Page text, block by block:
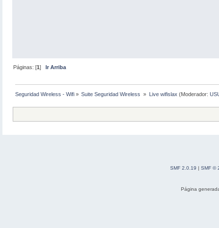
Páginas: [1]Ir Arriba
Seguridad Wireless - Wifi » Suite Seguridad Wireless » Live wifislax (Moderador:
SMF 2.0.19 | SMF ©
Página